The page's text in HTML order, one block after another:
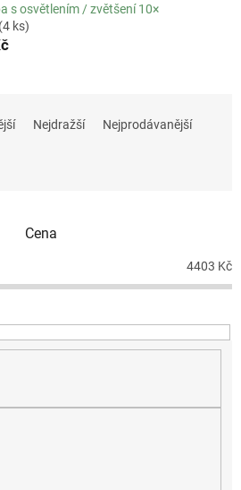
s osvětlením / zvětšení 10×
(4 ks)
Nejdražší Nejprodávanější
Cena
4403 Kč